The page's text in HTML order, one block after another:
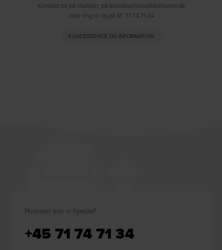
Kontakt os på chatten, på kundeservice@likehome.dk
eller ring til os på tlf. 71 74 71 34
KUNDESERVICE OG INFORMATION
Hvordan kan vi hjælpe?
+45 71 74 71 34